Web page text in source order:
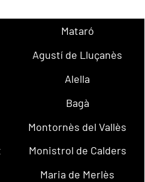
Mataró
Agustí de Lluçanès
Alella
Bagà
Montornès del Vallès
Monistrol de Calders
Maria de Merlès